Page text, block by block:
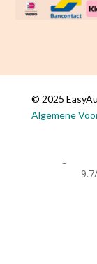
© 2025
Algemene